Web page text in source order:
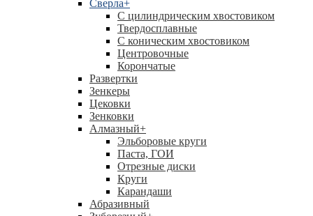
Сверла+
С цилиндрическим хвостовиком
Твердосплавные
С коническим хвостовиком
Центровочные
Корончатые
Развертки
Зенкеры
Цековки
Зенковки
Алмазный+
Эльборовые круги
Паста, ГОИ
Отрезные диски
Круги
Карандаши
Абразивный